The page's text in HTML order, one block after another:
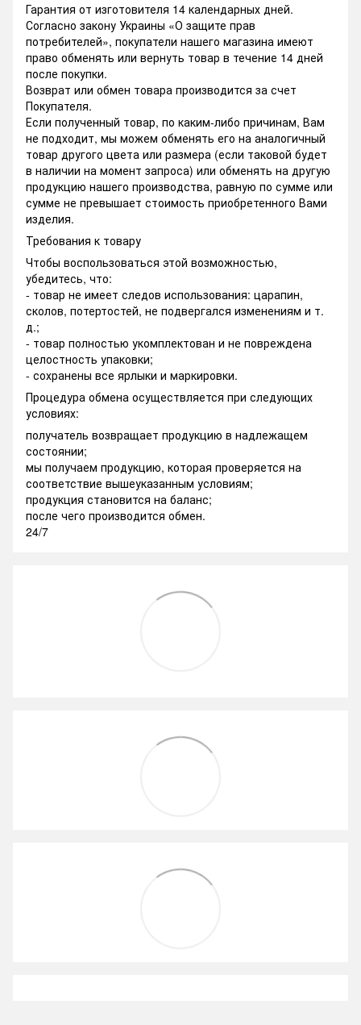
Гарантия от изготовителя 14 календарных дней.
Согласно закону Украины «О защите прав
потребителей», покупатели нашего магазина имеют
право обменять или вернуть товар в течение 14 дней
после покупки.
Возврат или обмен товара производится за счет
Покупателя.
Если полученный товар, по каким-либо причинам, Вам
не подходит, мы можем обменять его на аналогичный
товар другого цвета или размера (если таковой будет
в наличии на момент запроса) или обменять на другую
продукцию нашего производства, равную по сумме или
сумме не превышает стоимость приобретенного Вами
изделия.
Требования к товару
Чтобы воспользоваться этой возможностью,
убедитесь, что:
- товар не имеет следов использования: царапин,
сколов, потертостей, не подвергался изменениям и т.
д.;
- товар полностью укомплектован и не повреждена
целостность упаковки;
- сохранены все ярлыки и маркировки.
Процедура обмена осуществляется при следующих
условиях:
получатель возвращает продукцию в надлежащем
состоянии;
мы получаем продукцию, которая проверяется на
соответствие вышеуказанным условиям;
продукция становится на баланс;
после чего производится обмен.
24/7